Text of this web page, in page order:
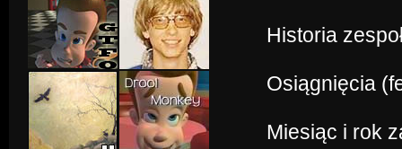
Historia
Osiągnięcia
Miesiąc i rok